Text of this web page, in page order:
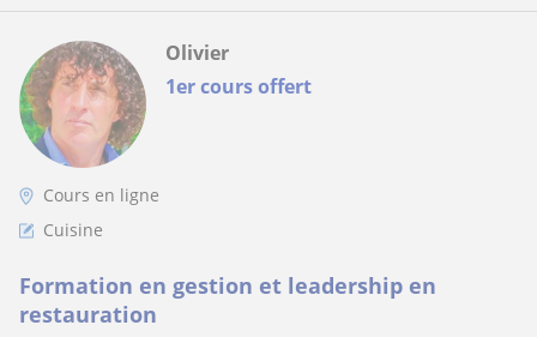
1er cours offert
Olivier
Cours en ligne
Cuisine
Formation en gestion et leadership en
restauration